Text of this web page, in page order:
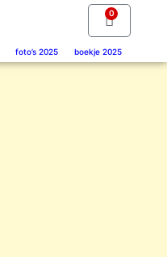
0
foto’s 2025 boekje 2025